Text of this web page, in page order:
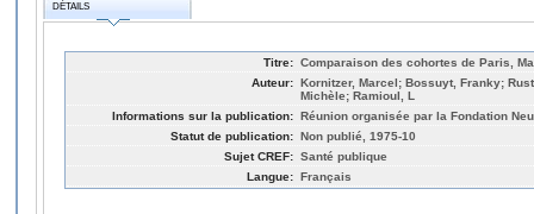
DÉTAILS
Titre: Comparaison des cohortes de Paris,
Auteur: Kornitzer, Marcel; Bossuyt, Franky;
Michèle; Ramioul, L
Informations sur la publication: Réunion organisée par la Fondation
Statut de publication: Non publié, 1975-10
Sujet CREF: Santé publique
Langue: Français